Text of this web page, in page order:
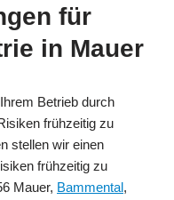
für
in Mauer
Betrieb durch
frühzeitig zu
stellen wir einen
frühzeitig zu
Mauer, Bammental,